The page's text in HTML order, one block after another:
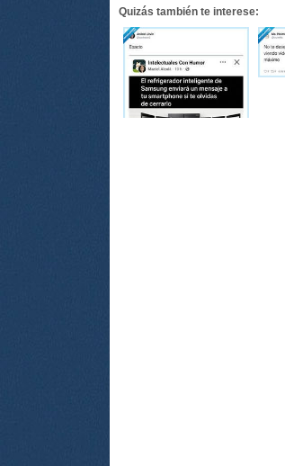
Quizás también te interese: